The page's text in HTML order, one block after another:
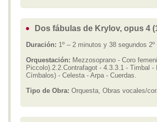
Dos fábulas de Krylov, opus 4
Duración: 1º – 2 minutos y 38 segundos
Orquestación: Mezzosoprano - Coro
Piccolo).2.2.Contrafagot - 4.3.3.1 - Timbal -
Címbalos) - Celesta - Arpa - Cuerdas.
Tipo de Obra: Orquesta, Obras vocales/